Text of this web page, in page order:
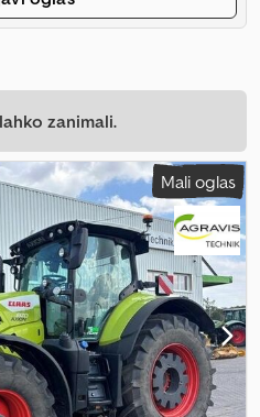
zanimali.
Mali oglas